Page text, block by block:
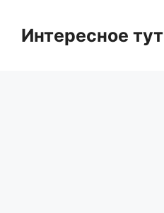
contentИнтересное тут